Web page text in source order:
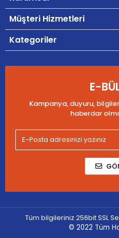
Müşteri Hizmetleri
Kategoriler
E-
Kampanya, duyuru,
haberdar
Tüm bilgileriniz 256bit SSL
© 2022 Tüm